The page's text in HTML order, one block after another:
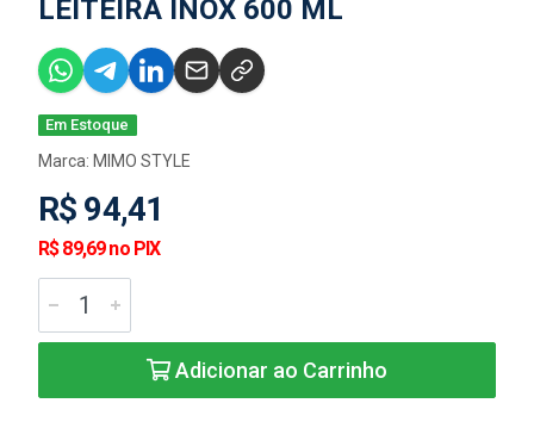
LEITEIRA INOX 600 ML
Em Estoque
Marca: MIMO STYLE
R$ 94,41
R$ 89,69 no PIX
Adicionar ao Carrinho